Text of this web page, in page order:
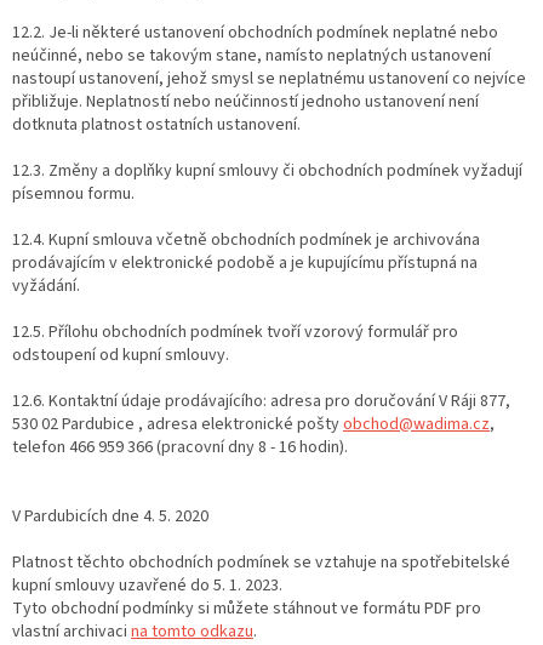
12.2. Je-li některé ustanovení obchodních podmínek neplatné nebo
neúčinné, nebo se takovým stane, namísto neplatných ustanovení
nastoupí ustanovení, jehož smysl se neplatnému ustanovení co nejvíce
přibližuje. Neplatností nebo neúčinností jednoho ustanovení není
dotknuta platnost ostatních ustanovení.
12.3. Změny a doplňky kupní smlouvy či obchodních podmínek vyžadují
písemnou formu.
12.4. Kupní smlouva včetně obchodních podmínek je archivována
prodávajícím v elektronické podobě a je kupujícímu přístupná na
vyžádání.
12.5. Přílohu obchodních podmínek tvoří vzorový formulář pro
odstoupení od kupní smlouvy.
12.6. Kontaktní údaje prodávajícího: adresa pro doručování V Ráji 877,
530 02 Pardubice , adresa elektronické poštyobchod@wadima.cz,
telefon 466 959 366 (pracovní dny 8 - 16 hodin).
V Pardubicích dne 4. 5. 2020
Platnost těchto obchodních podmínek se vztahuje na spotřebitelské
kupní smlouvy uzavřené do 5. 1. 2023.
Tyto obchodní podmínky si můžete stáhnout ve formátu PDF pro
vlastní archivaci na tomto odkazu.